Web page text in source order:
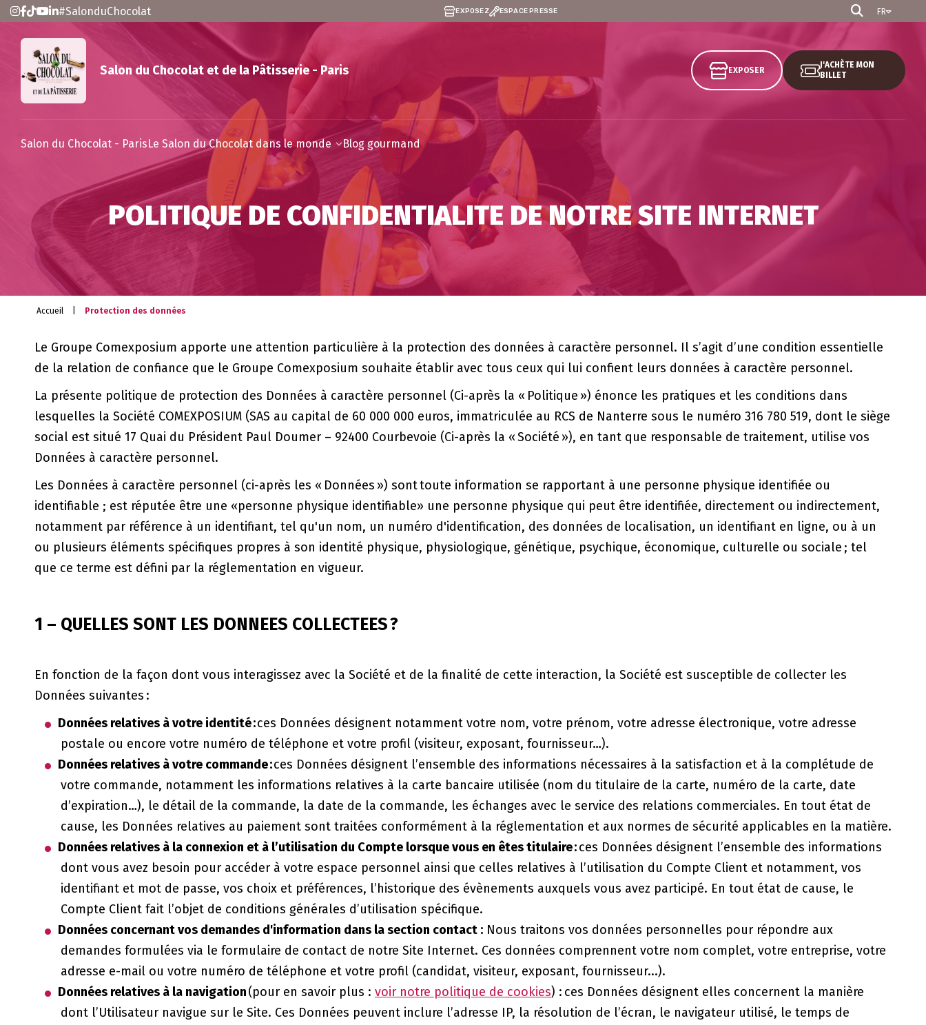
#SalonduChocolat EXPOSEZ ESPACE PRESSE FR
Salon du Chocolat et de la Pâtisserie - Paris EXPOSER
J'ACHÈTE MON
BILLET
Salon du Chocolat - ParisLe Salon du Chocolat dans le monde Blog gourmand
POLITIQUE DE CONFIDENTIALITE DE NOTRE SITE INTERNET
Accueil Protection des données
Le Groupe Comexposium apporte une attention particulière à la protection des données à caractère personnel. Il s’agit d’une condition essentielle
de la relation de confiance que le Groupe Comexposium souhaite établir avec tous ceux qui lui confient leurs données à caractère personnel.
La présente politique de protection des Données à caractère personnel (Ci-après la « Politique ») énonce les pratiques et les conditions dans
lesquelles la Société COMEXPOSIUM (SAS au capital de 60 000 000 euros, immatriculée au RCS de Nanterre sous le numéro 316 780 519, dont le siège
social est situé 17 Quai du Président Paul Doumer – 92400 Courbevoie (Ci-après la « Société »), en tant que responsable de traitement, utilise vos
Données à caractère personnel.
Les Données à caractère personnel (ci-après les « Données ») sont toute information se rapportant à une personne physique identifiée ou
identifiable ; est réputée être une «personne physique identifiable» une personne physique qui peut être identifiée, directement ou indirectement,
notamment par référence à un identifiant, tel qu'un nom, un numéro d'identification, des données de localisation, un identifiant en ligne, ou à un
ou plusieurs éléments spécifiques propres à son identité physique, physiologique, génétique, psychique, économique, culturelle ou sociale ; tel
que ce terme est défini par la réglementation en vigueur.
1 – QUELLES SONT LES DONNEES COLLECTEES ?
En fonction de la façon dont vous interagissez avec la Société et de la finalité de cette interaction, la Société est susceptible de collecter les
Données suivantes :
Données relatives à votre identité :ces Données désignent notamment votre nom, votre prénom, votre adresse électronique, votre adresse
postale ou encore votre numéro de téléphone et votre profil (visiteur, exposant, fournisseur…).
Données relatives à votre commande :ces Données désignent l’ensemble des informations nécessaires à la satisfaction et à la complétude de
votre commande, notamment les informations relatives à la carte bancaire utilisée (nom du titulaire de la carte, numéro de la carte, date
d’expiration…), le détail de la commande, la date de la commande, les échanges avec le service des relations commerciales. En tout état de
cause, les Données relatives au paiement sont traitées conformément à la réglementation et aux normes de sécurité applicables en la matière.
Données relatives à la connexion et à l’utilisation du Compte lorsque vous en êtes titulaire :ces Données désignent l’ensemble des informations
dont vous avez besoin pour accéder à votre espace personnel ainsi que celles relatives à l’utilisation du Compte Client et notamment, vos
identifiant et mot de passe, vos choix et préférences, l’historique des évènements auxquels vous avez participé. En tout état de cause, le
Compte Client fait l’objet de conditions générales d’utilisation spécifique.
Données concernant vos demandes d'information dans la section contact : Nous traitons vos données personnelles pour répondre aux
demandes formulées via le formulaire de contact de notre Site Internet. Ces données comprennent votre nom complet, votre entreprise, votre
adresse e-mail ou votre numéro de téléphone et votre profil (candidat, visiteur, exposant, fournisseur...).
Données relatives à la navigation(pour en savoir plus : voir notre politique de cookies) : ces Données désignent elles concernent la manière
dont l’Utilisateur navigue sur le Site. Ces Données peuvent inclure l’adresse IP, la résolution de l’écran, le navigateur utilisé, le temps de